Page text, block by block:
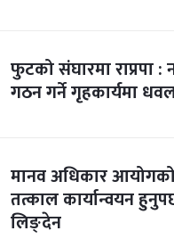
फुटको संघारमा राप्रपा :
गठन गर्ने गृहकार्यमा
मानव अधिकार आयोगको
तत्काल कार्यान्वयन
लिङ्देन